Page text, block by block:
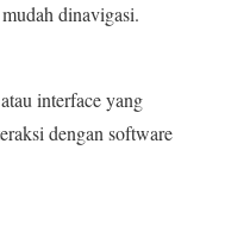
dinavigasi.
interface yang
dengan software